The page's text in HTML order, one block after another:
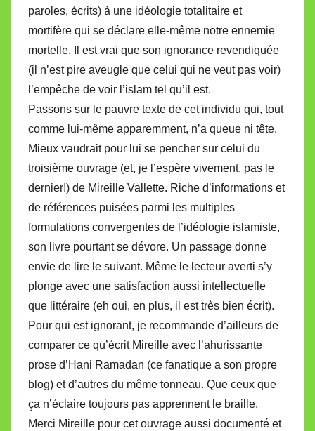
paroles, écrits) à une idéologie totalitaire et
mortifère qui se déclare elle-même notre ennemie
mortelle. Il est vrai que son ignorance revendiquée
(il n’est pire aveugle que celui qui ne veut pas voir)
l’empêche de voir l’islam tel qu’il est.
Passons sur le pauvre texte de cet individu qui, tout
comme lui-même apparemment, n’a queue ni tête.
Mieux vaudrait pour lui se pencher sur celui du
troisième ouvrage (et, je l’espère vivement, pas le
dernier!) de Mireille Vallette. Riche d’informations et
de références puisées parmi les multiples
formulations convergentes de l’idéologie islamiste,
son livre pourtant se dévore. Un passage donne
envie de lire le suivant. Même le lecteur averti s’y
plonge avec une satisfaction aussi intellectuelle
que littéraire (eh oui, en plus, il est très bien écrit).
Pour qui est ignorant, je recommande d’ailleurs de
comparer ce qu’écrit Mireille avec l’ahurissante
prose d’Hani Ramadan (ce fanatique a son propre
blog) et d’autres du même tonneau. Que ceux que
ça n’éclaire toujours pas apprennent le braille.
Merci Mireille pour cet ouvrage aussi documenté et